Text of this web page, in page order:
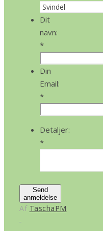
Dit
navn:
*
Din
Email:
*
Detaljer:
*
Send
anmeldelse
Af TaschaPM